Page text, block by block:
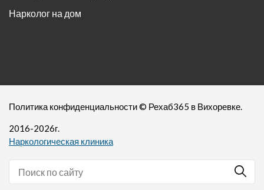
Нарколог на дом
Политика конфиденциальности© Рехаб365 в Вихоревке.
2016-2026г.
Наркологическая клиника